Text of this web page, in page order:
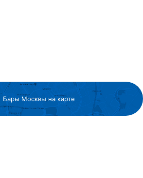
Бары Москвы на карте